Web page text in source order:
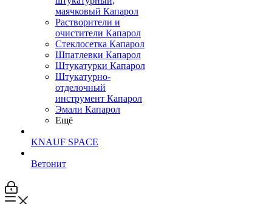
маячковый Капарол
Растворители и
очистители Капарол
Cтеклосетка Капарол
Шпатлевки Капарол
Штукатурки Капарол
Штукатурно-
отделочный
инструмент Капарол
Эмали Капарол
Ещё
KNAUF SPACE
Ветонит